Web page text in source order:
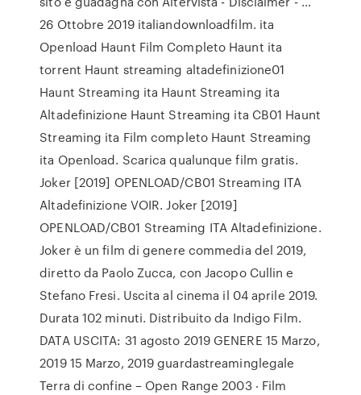
26 Ottobre 2019 italiandownloadfilm. ita
Openload Haunt Film Completo Haunt ita
torrent Haunt streaming altadefinizione01
Haunt Streaming ita Haunt Streaming ita
Altadefinizione Haunt Streaming ita CB01 Haunt
Streaming ita Film completo Haunt Streaming
ita Openload. Scarica qualunque film gratis.
Joker [2019] OPENLOAD/CB01 Streaming ITA
Altadefinizione VOIR. Joker [2019]
OPENLOAD/CB01 Streaming ITA Altadefinizione.
Joker è un film di genere commedia del 2019,
diretto da Paolo Zucca, con Jacopo Cullin e
Stefano Fresi. Uscita al cinema il 04 aprile 2019.
Durata 102 minuti. Distribuito da Indigo Film.
DATA USCITA: 31 agosto 2019 GENERE 15 Marzo,
2019 15 Marzo, 2019 guardastreaminglegale
Terra di confine – Open Range 2003 ‧ Film